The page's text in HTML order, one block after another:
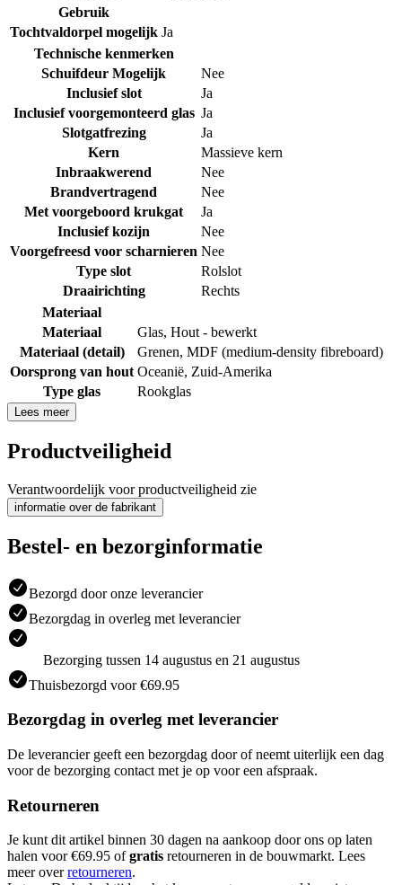
Gebruik
Tochtvaldorpel mogelijk Ja
Technische kenmerken
Schuifdeur Mogelijk
Nee
Inclusief slot
Ja
Inclusief voorgemonteerd glas Ja
Slotgatfrezing
Ja
Kern
Massieve kern
Inbraakwerend
Nee
Brandvertragend
Nee
Met voorgeboord krukgat
Ja
Inclusief kozijn
Nee
Voorgefreesd voor scharnieren Nee
Type slot
Rolslot
Draairichting
Rechts
Materiaal
Materiaal
Glas, Hout - bewerkt
Materiaal (detail)
Grenen, MDF (medium-density fibreboard)
Oorsprong van hout Oceanië, Zuid-Amerika
Type glas
Rookglas
Lees meer
Productveiligheid
Verantwoordelijk voor productveiligheid zie
informatie over de fabrikant
Bestel- en bezorginformatie
Bezorgd door onze leverancier
Bezorgdag in overleg met leverancier
Bezorging tussen 14 augustus en 21 augustus
Thuisbezorgd voor €69.95
Bezorgdag in overleg met leverancier
De leverancier geeft een bezorgdag door of neemt uiterlijk een dag
voor de bezorging contact met je op voor een afspraak.
Retourneren
Je kunt dit artikel binnen 30 dagen na aankoop door ons op laten
halen voor €69.95 ofgratis retourneren in de bouwmarkt. Lees
meer overretourneren.